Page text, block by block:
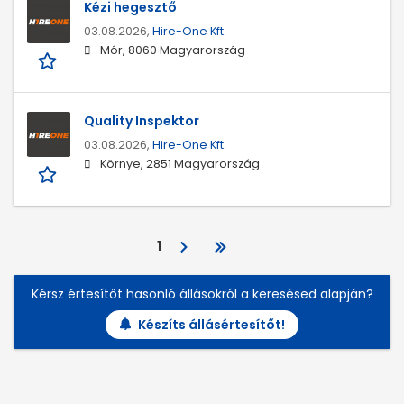
Kézi hegesztő
03.08.2026, Hire-One Kft.
Mór, 8060 Magyarország
Quality Inspektor
03.08.2026, Hire-One Kft.
Környe, 2851 Magyarország
1
Kérsz értesítőt hasonló állásokról a keresésed alapján?
Készíts állásértesítőt!